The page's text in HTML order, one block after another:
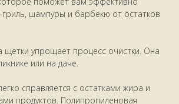
гриль, шампуры и барбекю от остатков
упрощает процесс очистки. Она
или на даче.
справляется с остатками жира и
продуктов. Полипропиленовая